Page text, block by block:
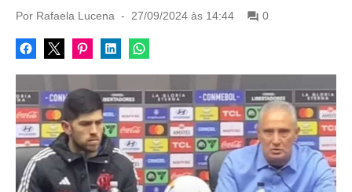
Por Rafaela Lucena
P
s
t
o
n
27/09/2024 às 14:44 0